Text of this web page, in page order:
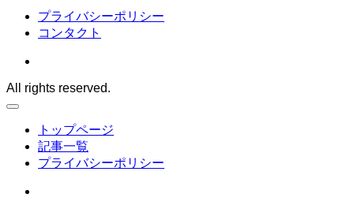
プライバシーポリシー
コンタクト
All rights reserved.
トップページ
記事一覧
プライバシーポリシー